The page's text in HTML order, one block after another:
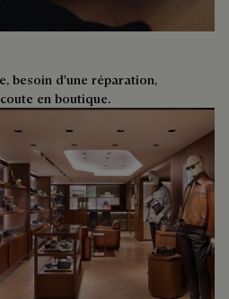
besoin d'une réparation,
en boutique.